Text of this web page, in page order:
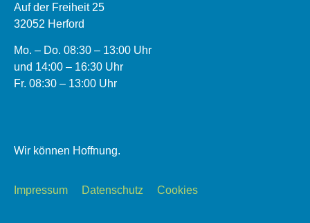
Auf der Freiheit 25
32052 Herford
Mo. – Do. 08:30 – 13:00 Uhr
und 14:00 – 16:30 Uhr
Fr. 08:30 – 13:00 Uhr
Wir können Hoffnung.
Impressum Datenschutz Cookies